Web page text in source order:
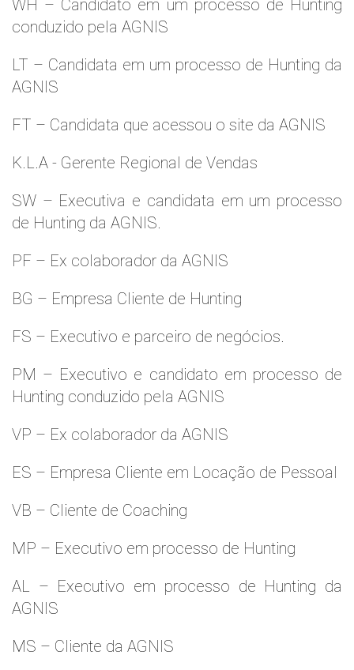
WH – Candidato em um processo de Hunting
conduzido pela AGNIS
LT – Candidata em um processo de Hunting da
AGNIS
FT – Candidata que acessou o site da AGNIS
K.L.A - Gerente Regional de Vendas
SW – Executiva e candidata em um processo
de Hunting da AGNIS.
PF – Ex colaborador da AGNIS
BG – Empresa Cliente de Hunting
FS – Executivo e parceiro de negócios.
PM – Executivo e candidato em processo de
Hunting conduzido pela AGNIS
VP – Ex colaborador da AGNIS
ES – Empresa Cliente em Locação de Pessoal
VB – Cliente de Coaching
MP – Executivo em processo de Hunting
AL – Executivo em processo de Hunting da
AGNIS
MS – Cliente da AGNIS